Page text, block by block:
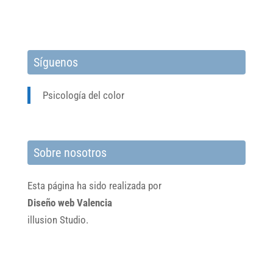
Síguenos
Psicología del color
Sobre nosotros
Esta página ha sido realizada por
Diseño web Valencia
illusion Studio.